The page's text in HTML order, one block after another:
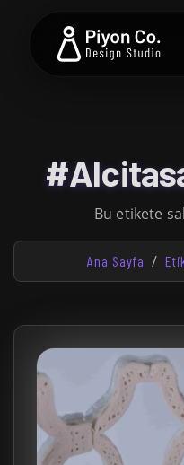
Bu etikete
Ana Sayfa